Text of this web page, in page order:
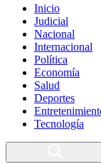
Inicio
Judicial
Nacional
Internacional
Política
Economía
Salud
Deportes
Tecnología